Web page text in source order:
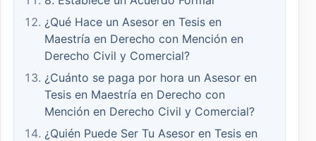
¿Qué Hace un Asesor en Tesis en
Maestría en Derecho con Mención en
Derecho Civil y Comercial?
¿Cuánto se paga por hora un Asesor en
Tesis en Maestría en Derecho con
Mención en Derecho Civil y Comercial?
¿Quién Puede Ser Tu Asesor en Tesis en